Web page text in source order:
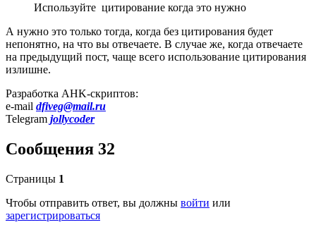
Используйте цитирование когда это нужно
А нужно это только тогда, когда без цитирования будет
непонятно, на что вы отвечаете. В случае же, когда отвечаете
на предыдущий пост, чаще всего использование цитирования
излишне.
Разработка AHK-скриптов:
e-mail dfiveg@mail.ru
Telegram jollycoder
Сообщения 32
Страницы 1
Чтобы отправить ответ, вы должны войти или
зарегистрироваться